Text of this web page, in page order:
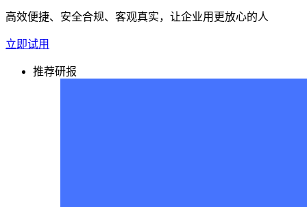
高效便捷、安全合规、客观真实，让企业用更放心的人
立即试用
推荐研报